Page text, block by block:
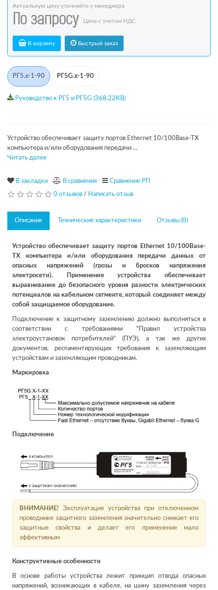
Актуальную цену уточняйте у менеджера
По запросу Цена с учетом НДС
В корзину Быстрый заказ
РГ5.х-1-90 РГ5G.х-1-90
Руководство к РГ5 и РГ5G (368.22KB)
Устройство обеспечивает защиту портов Ethernet 10/100Base-TX
компьютера и/или оборудования передачи ...
Читать далее
В закладки В сравнение Сравнение РП
0 отзывов / Написать отзыв
Описание Технические характеристики Отзывы (0)
Устройство обеспечивает защиту портов Ethernet 10/100Base-
TX компьютера и/или оборудования передачи данных от
опасных напряжений (грозы и бросков напряжения
электросети). Применение устройства обеспечивает
выравнивание до безопасного уровня разности электрических
потенциалов на кабельном сегменте, который соединяет между
собой защищаемое оборудование.
Подключение к защитному заземлению должно выполняться в
соответствии с требованиями "Правил устройства
электроустановок потребителей" (ПУЭ), а так же других
документов, регламентирующих требования к заземляющим
устройствам и заземляющим проводникам.
Маркировка
Подключение
ВНИМАНИЕ! Эксплуатация устройства при отключенном
проводнике защитного заземления значительно снижает его
защитные свойства и делает его применение мало
эффективным
Конструктивные особенности
В основе работы устройства лежит принцип отвода опасных
напряжений, возникающих в кабеле, на шину заземления через